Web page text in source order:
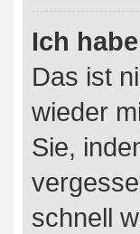
Ich
Das ist
wieder
Sie,
schnell